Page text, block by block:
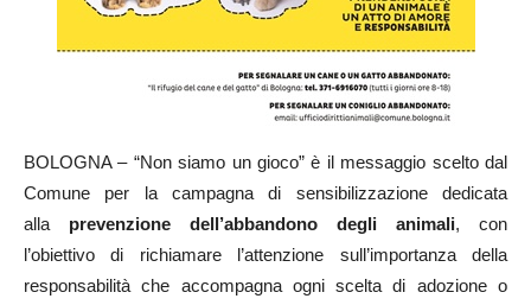
BOLOGNA – “Non siamo un gioco” è il messaggio scelto dal
Comune per la campagna di sensibilizzazione dedicata
alla prevenzione dell’abbandono degli animali, con
l’obiettivo di richiamare l’attenzione sull’importanza della
responsabilità che accompagna ogni scelta di adozione o